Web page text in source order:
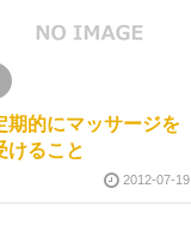
期的にマッサージを
けること
2012-07-19